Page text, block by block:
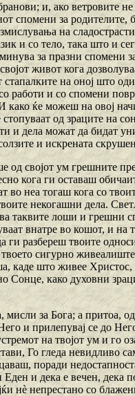
и, ако ветровите
спомени за родителите,
на
и со тело, така што и
за празни спомени
живот кога
на оној што
работи и со спомени
ќе можеш на овој
од зраците на
и дела можат да бидат
и искрената
од својот ум грешните
кога ги оставаш
во неа тогаш кога со
некогашни дела.
таквите лоши и грешни
внатре во кошот, и на
разбереш твоите
сигурно
каде што живее
Сонце, како духовни
мисли за Бога; а притоа,
и прилепувај се до
на твојот ум и го
Го гледа невидливо
поради
Еден и дека е вечен, дека
нѐ непрестано со